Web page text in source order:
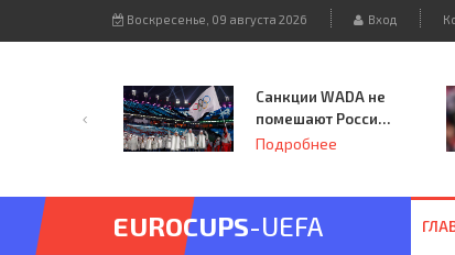
Воскресенье, 09 августа 2026 Вход
Санкции WADA не
помешают России
принять
Подробнее
EUROCUPS-UEFA